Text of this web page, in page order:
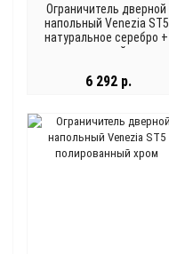
Ограничитель дверной
напольный Venezia ST5
натуральное серебро +
черный
6 292 р.